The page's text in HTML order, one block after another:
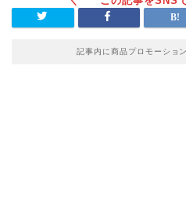
記事内に商品プロモーショ